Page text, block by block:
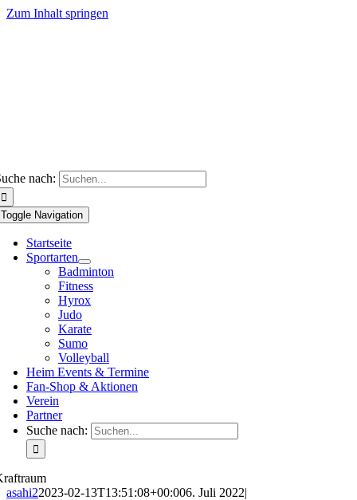
Zum Inhalt springen
nach:
Toggle Navigation
Startseite
Sportarten
Badminton
Fitness
Hyrox
Judo
Karate
Sumo
Volleyball
Heim Events & Termine
Fan-Shop & Aktionen
Verein
Partner
Suche nach:
asahi22023-02-13T13:51:08+00:006. Juli 2022|